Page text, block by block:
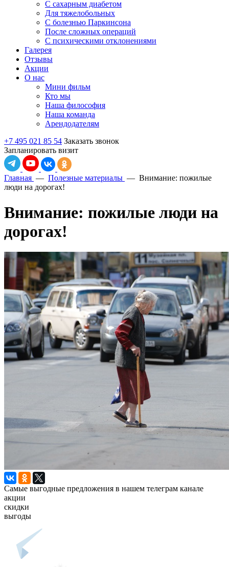
С сахарным диабетом
Для тяжелобольных
С болезнью Паркинсона
После сложных операций
С психическими отклонениями
Галерея
Отзывы
Акции
О нас
Мини фильм
Кто мы
Наша философия
Наша команда
Арендодателям
+7 495 021 85 54 Заказать звонок
Запланировать визит
Главная — Полезные материалы — Внимание: пожилые
люди на дорогах!
Внимание: пожилые люди на
дорогах!
Самые выгодные предложения в нашем телеграм канале
акции
скидки
выгоды